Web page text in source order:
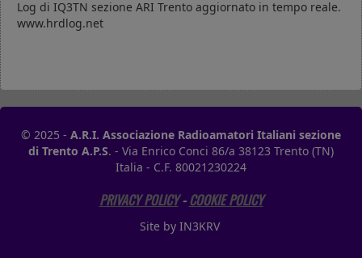
Log di IQ3TN sezione ARI Trento aggiornato in tempo reale.
www.hrdlog.net
© 2025 - A.R.I. Associazione Radioamatori Italiani sezione
di Trento A.P.S. - Via Enrico Conci 86/a 38123 Trento (TN)
Italia - C.F. 80021230224
PRIVACY POLICY-COOKIE POLICY
Site by IN3KRV